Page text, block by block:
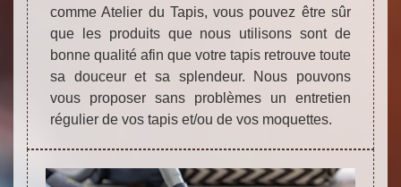
comme Atelier du Tapis, vous pouvez être sûr
que les produits que nous utilisons sont de
bonne qualité afin que votre tapis retrouve toute
sa douceur et sa splendeur. Nous pouvons
vous proposer sans problèmes un entretien
régulier de vos tapis et/ou de vos moquettes.